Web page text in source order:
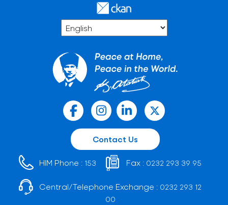
Contact Us
HIM Phone : 153 Fax : 0232 293 39 95
Central/Telephone Exchange : 0232 293 12
00